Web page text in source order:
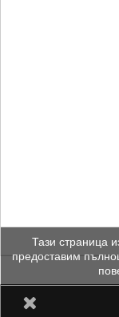
Тази страница
предоставим